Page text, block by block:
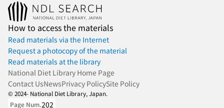
How to access the materials
Read materials via the Internet
Request a photocopy of the material
Read materials at the library
National Diet Library Home Page
Contact UsNewsPrivacy PolicySite Policy
© 2024- National Diet Library, Japan.
Page Num.202